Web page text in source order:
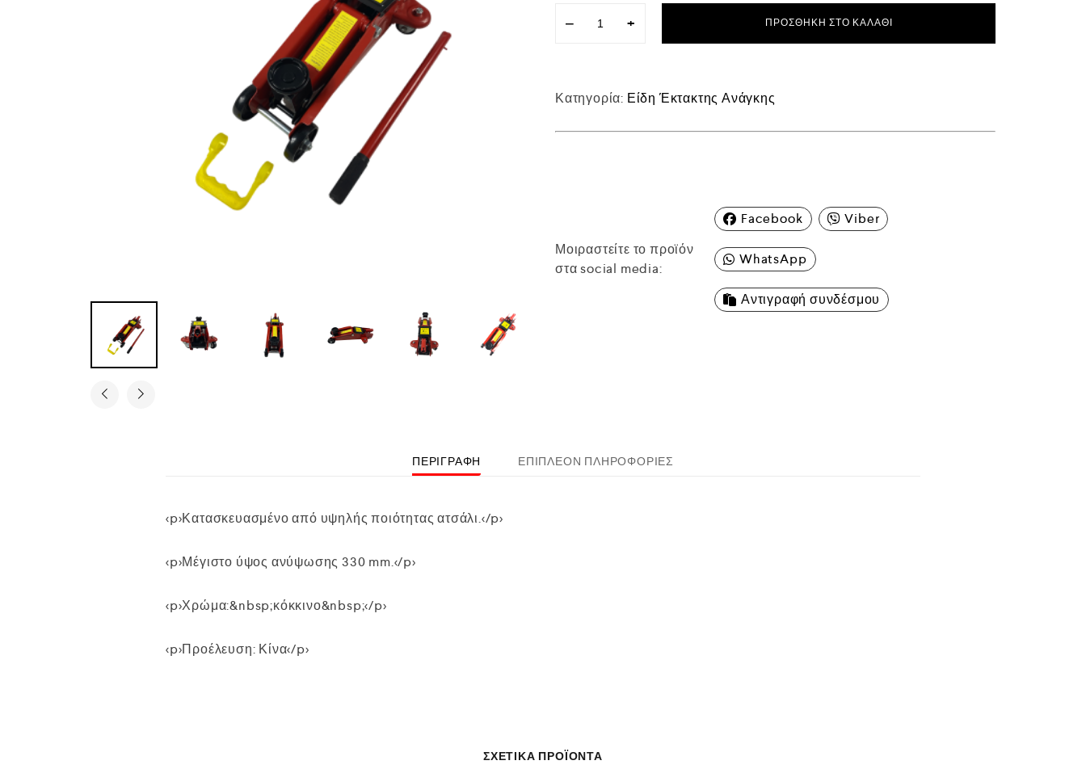
− + ΠΡΟΣΘΉΚΗ ΣΤΟ ΚΑΛΆΘΙ
Κατηγορία: Είδη Έκτακτης Ανάγκης
Μοιραστείτε το προϊόν
στα social media:
Facebook Viber
WhatsApp
Αντιγραφή συνδέσμου
ΠΕΡΙΓΡΑΦΉ ΕΠΙΠΛΈΟΝ ΠΛΗΡΟΦΟΡΊΕΣ
<p>Κατασκευασμένο από υψηλής ποιότητας ατσάλι.</p>
<p>Μέγιστο ύψος ανύψωσης 330 mm.</p>
<p>Χρώμα:&nbsp;κόκκινο&nbsp;</p>
<p>Προέλευση: Κίνα</p>
ΣΧΕΤΙΚΆ ΠΡΟΪΌΝΤΑ